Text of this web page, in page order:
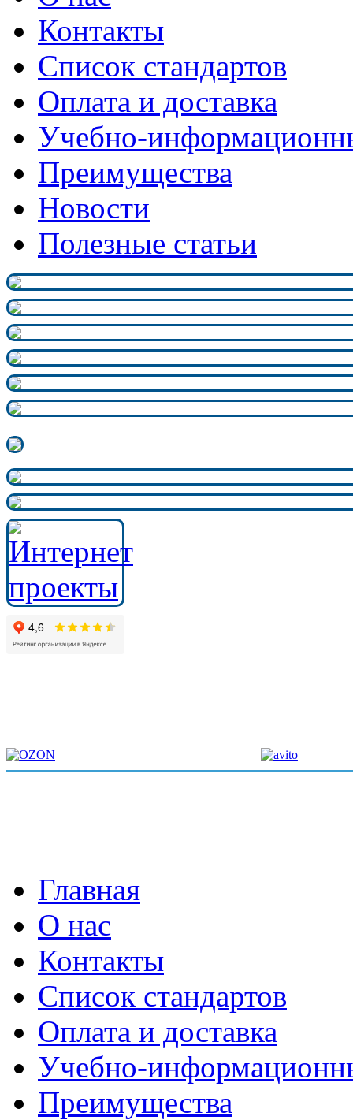
Контакты
Список стандартов
Оплата и доставка
Учебно-
Преимущества
Новости
Полезные статьи
Главная
О нас
Контакты
Список стандартов
Оплата и доставка
Учебно-
Преимущества